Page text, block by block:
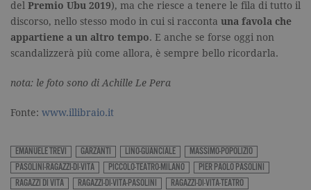
del Premio Ubu 2019), ma che riesce a tenere le fila di tutto il
discorso, nello stesso modo in cui si racconta una favola che
appartiene a un altro tempo. E anche se forse oggi non
scandalizzerà più come allora, è sempre bello ricordarla.
nota: le foto sono di Achille Le Pera
Fonte: www.illibraio.it
EMANUELE TREVI GARZANTI LINO-GUANCIALE
MASSIMO-POPOLIZIO
PASOLINI-RAGAZZI-DI-VITA
PICCOLO-TEATRO-MILANO
PIER PAOLO PASOLINI
RAGAZZI DI VITA
RAGAZZI-DI-VITA-PASOLINI RAGAZZI-DI-VITA-TEATRO
cookie di
pattern
impostato
Google
l'elemento
che viene
utilizzato